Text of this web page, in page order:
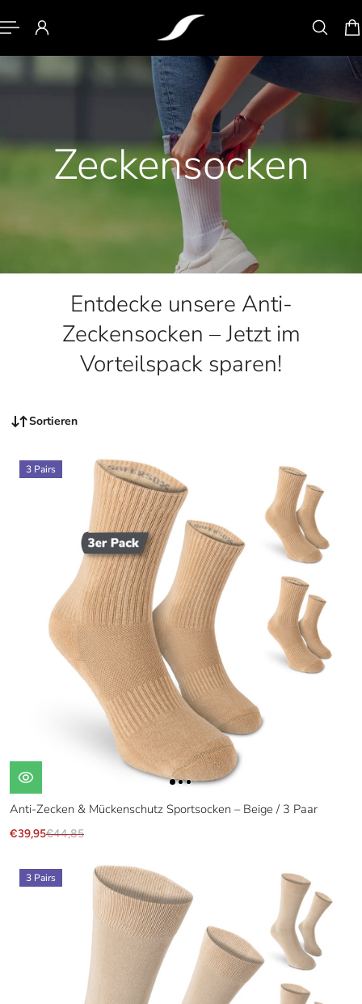
SPRINGEN
Zeckensocken
Entdecke unsere Anti-
Zeckensocken – Jetzt im
Vorteilspack sparen!
Sortieren
3 Pairs
Anti-Zecken & Mückenschutz Sportsocken – Beige / 3 Paar
€39,95€44,85
3 Pairs